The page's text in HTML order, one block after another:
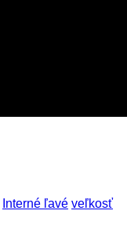
Interné ľavé veľkosť